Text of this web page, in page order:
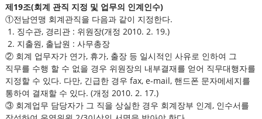
제19조(회계 관직 지정 및 업무의 인계인수)
①전남연맹 회계관직을 다음과 같이 지정한다.
1. 징수관, 경리관 : 위원장(개정 2010. 2. 19.)
2. 지출원, 출납원 : 사무총장
② 회계 업무자가 연가, 휴가, 출장 등 일시적인 사유로 인하여 그
직무를 수행 할 수 없을 경우 위원장의 내부결재를 얻어 직무대행자를
지정할 수 있다. 다만, 긴급한 경우 fax, e-mail, 핸드폰 문자메세지를
통하여 결재할 수 있다. (개정 2010. 2. 17.)
③ 회계업무 담당자가 그 직을 상실한 경우 회계장부 인계, 인수서를